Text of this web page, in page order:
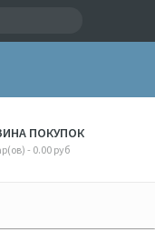
ПОКУПОК
- 0.00 руб